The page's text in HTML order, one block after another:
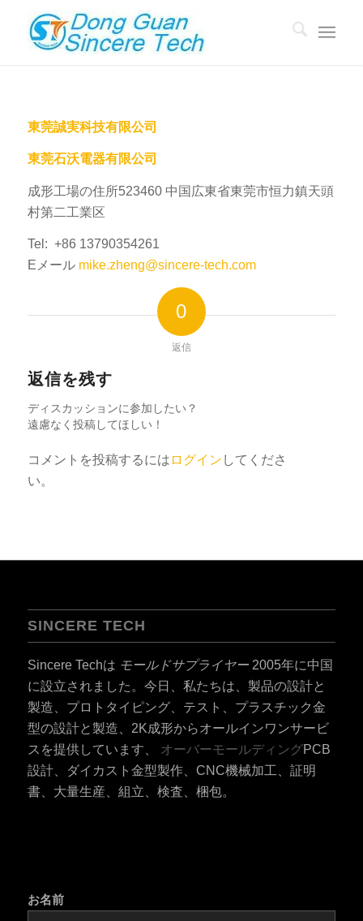
東莞誠実科技有限公司
東莞石沃電器有限公司
成形工場の住所523460 中国広東省東莞市恒力鎮天頭
村第二工業区
Tel: +86 13790354261
Eメール mike.zheng@sincere-tech.com
0
返信
返信を残す
ディスカッションに参加したい？
遠慮なく投稿してほしい！
コメントを投稿するには ログイン してくださ
い。
SINCERE TECH
Sincere Techは モールドサプライヤー2005年に中国
に設立されました。今日、私たちは、製品の設計と
製造、プロトタイピング、テスト、プラスチック金
型の設計と製造、2K成形からオールインワンサービ
スを提供しています、 オーバーモールディングPCB
設計、ダイカスト金型製作、CNC機械加工、証明
書、大量生産、組立、検査、梱包。
お名前